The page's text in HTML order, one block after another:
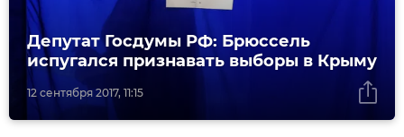
12 сентября 2017, 11:15
Депутат Госдумы РФ: Брюссель
испугался признавать выборы в Крыму